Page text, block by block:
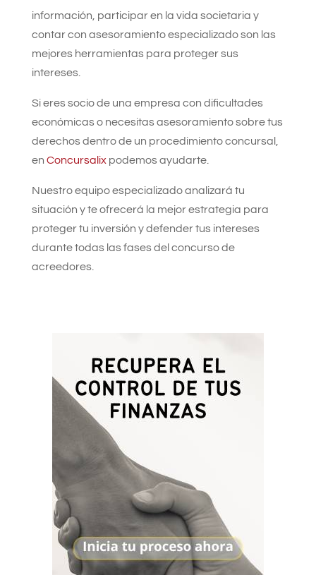
información, participar en la vida societaria y
contar con asesoramiento especializado son las
mejores herramientas para proteger sus
intereses.
Si eres socio de una empresa con dificultades
económicas o necesitas asesoramiento sobre tus
derechos dentro de un procedimiento concursal,
en Concursalix podemos ayudarte.
Nuestro equipo especializado analizará tu
situación y te ofrecerá la mejor estrategia para
proteger tu inversión y defender tus intereses
durante todas las fases del concurso de
acreedores.